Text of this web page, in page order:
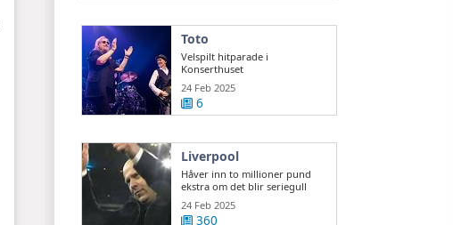
Toto
Velspilt hitparade i
Konserthuset
24 Feb 2025
6
Liverpool
Håver inn to millioner pund
ekstra om det blir seriegull
24 Feb 2025
360